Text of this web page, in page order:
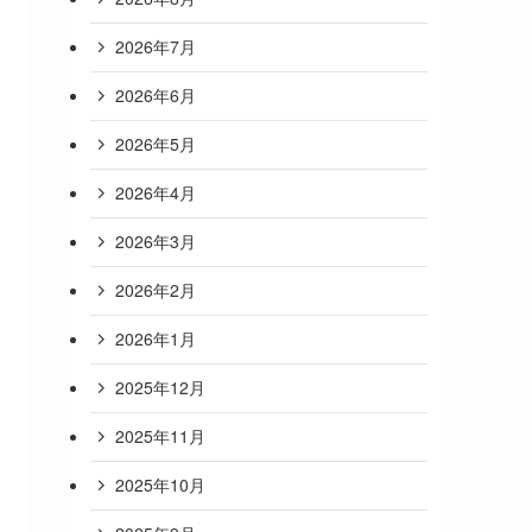
2026年7月
2026年6月
2026年5月
2026年4月
2026年3月
2026年2月
2026年1月
2025年12月
2025年11月
2025年10月